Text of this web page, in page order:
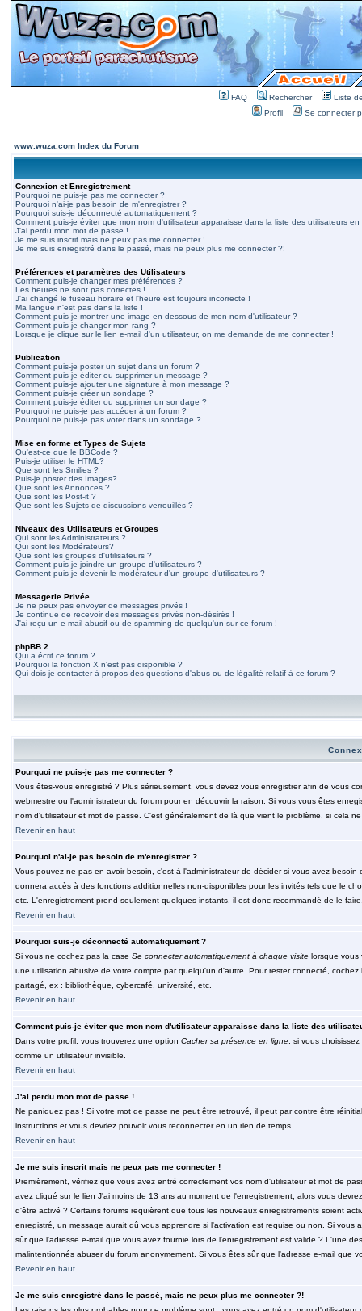
FAQ Rechercher
Liste
Profil
Se connecter
www.wuza.com Index du Forum
Connexion et Enregistrement
Pourquoi ne puis-je pas me connecter ?
Pourquoi n'ai-je pas besoin de m'enregistrer ?
Pourquoi suis-je déconnecté automatiquement ?
Comment puis-je éviter que mon nom d'utilisateur apparaisse dans la liste des utilisateurs en
J'ai perdu mon mot de passe !
Je me suis inscrit mais ne peux pas me connecter !
Je me suis enregistré dans le passé, mais ne peux plus me connecter ?!
Préférences et paramètres des Utilisateurs
Comment puis-je changer mes préférences ?
Les heures ne sont pas correctes !
J'ai changé le fuseau horaire et l'heure est toujours incorrecte !
Ma langue n'est pas dans la liste !
Comment puis-je montrer une image en-dessous de mon nom d'utilisateur ?
Comment puis-je changer mon rang ?
Lorsque je clique sur le lien e-mail d'un utilisateur, on me demande de me connecter !
Publication
Comment puis-je poster un sujet dans un forum ?
Comment puis-je éditer ou supprimer un message ?
Comment puis-je ajouter une signature à mon message ?
Comment puis-je créer un sondage ?
Comment puis-je éditer ou supprimer un sondage ?
Pourquoi ne puis-je pas accéder à un forum ?
Pourquoi ne puis-je pas voter dans un sondage ?
Mise en forme et Types de Sujets
Qu'est-ce que le BBCode ?
Puis-je utiliser le HTML?
Que sont les Smilies ?
Puis-je poster des Images?
Que sont les Annonces ?
Que sont les Post-it ?
Que sont les Sujets de discussions verrouillés ?
Niveaux des Utilisateurs et Groupes
Qui sont les Administrateurs ?
Qui sont les Modérateurs?
Que sont les groupes d'utilisateurs ?
Comment puis-je joindre un groupe d'utilisateurs ?
Comment puis-je devenir le modérateur d'un groupe d'utilisateurs ?
Messagerie Privée
Je ne peux pas envoyer de messages privés !
Je continue de recevoir des messages privés non-désirés !
J'ai reçu un e-mail abusif ou de spamming de quelqu'un sur ce forum !
phpBB 2
Qui a écrit ce forum ?
Pourquoi la fonction X n'est pas disponible ?
Qui dois-je contacter à propos des questions d'abus ou de légalité relatif à ce forum ?
Pourquoi ne puis-je pas me connecter ?
Vous êtes-vous enregistré ? Plus sérieusement, vous devez vous enregistrer afin de vous
webmestre ou l'administrateur du forum pour en découvrir la raison. Si vous vous êtes
nom d'utilisateur et mot de passe. C'est généralement de là que vient le problème, si cela
Revenir en haut
Pourquoi n'ai-je pas besoin de m'enregistrer ?
Vous pouvez ne pas en avoir besoin, c'est à l'administrateur de décider si vous avez
donnera accès à des fonctions additionnelles non-disponibles pour les invités tels que le
etc. L'enregistrement prend seulement quelques instants, il est donc recommandé de le
Revenir en haut
Pourquoi suis-je déconnecté automatiquement ?
Si vous ne cochez pas la case Se connecter automatiquement à chaque visitelorsque vous
une utilisation abusive de votre compte par quelqu'un d'autre. Pour rester connecté,
partagé, ex : bibliothèque, cybercafé, université, etc.
Revenir en haut
Comment puis-je éviter que mon nom d'utilisateur apparaisse dans la liste des
Dans votre profil, vous trouverez une option Cacher sa présence en ligne, si vous choisissez
comme un utilisateur invisible.
Revenir en haut
J'ai perdu mon mot de passe !
Ne paniquez pas ! Si votre mot de passe ne peut être retrouvé, il peut par contre être
instructions et vous devriez pouvoir vous reconnecter en un rien de temps.
Revenir en haut
Je me suis inscrit mais ne peux pas me connecter !
Premièrement, vérifiez que vous avez entré correctement vos nom d'utilisateur et mot de
avez cliqué sur le lien J'ai moins de 13 ansau moment de l'enregistrement, alors vous
d'être activé ? Certains forums requièrent que tous les nouveaux enregistrements soient
enregistré, un message aurait dû vous apprendre si l'activation est requise ou non. Si
sûr que l'adresse e-mail que vous avez fournie lors de l'enregistrement est valide ? L'une
malintentionnés abuser du forum anonymement. Si vous êtes sûr que l'adresse e-mail que
Revenir en haut
Je me suis enregistré dans le passé, mais ne peux plus me connecter ?!